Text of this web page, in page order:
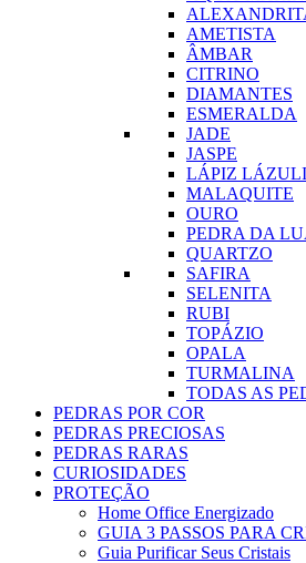
AMETISTA
ÂMBAR
CITRINO
DIAMANTES
ESMERALDA
JADE
JASPE
LÁPIZ LÁZULI
MALAQUITE
OURO
PEDRA DA
QUARTZO
SAFIRA
SELENITA
RUBI
TOPÁZIO
OPALA
TURMALINA
TODAS AS
PEDRAS POR COR
PEDRAS PRECIOSAS
PEDRAS RARAS
CURIOSIDADES
PROTEÇÃO
Home Office Energizado
GUIA 3 PASSOS PARA
Guia Purificar Seus Cristais